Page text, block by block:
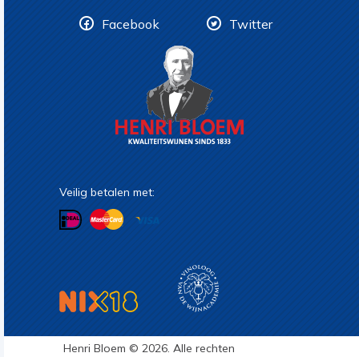
Facebook Twitter
Veilig betalen met:
Henri Bloem © 2026. Alle rechten